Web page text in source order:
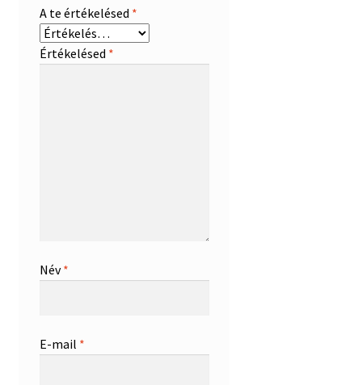
A te értékelésed *
Értékelésed *
Név*
E-mail *